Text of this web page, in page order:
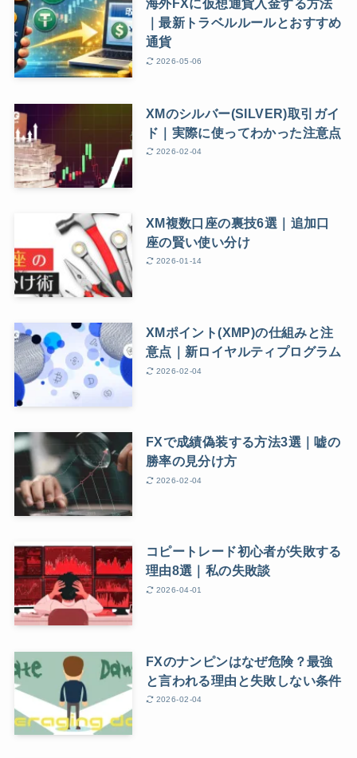
海外FXに仮想通貨入金する方法
｜最新トラベルルールとおすすめ
通貨
2026-05-06
XMのシルバー(SILVER)取引ガイ
ド｜実際に使ってわかった注意点
2026-02-04
XM複数口座の裏技6選｜追加口
座の賢い使い分け
2026-01-14
XMポイント(XMP)の仕組みと注
意点｜新ロイヤルティプログラム
2026-02-04
FXで成績偽装する方法3選｜嘘の
勝率の見分け方
2026-02-04
コピートレード初心者が失敗する
理由8選｜私の失敗談
2026-04-01
FXのナンピンはなぜ危険？最強
と言われる理由と失敗しない条件
2026-02-04